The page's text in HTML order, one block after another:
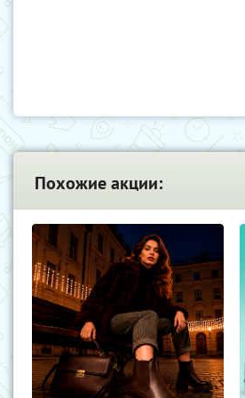
Похожие акции: